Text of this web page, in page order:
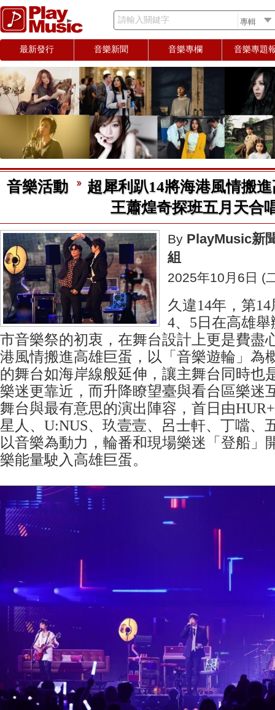
請輸入關鍵字
最新發行 音樂新聞 音樂專欄 音樂專題
音樂活動
超犀利趴14將海港風情搬
王蕭煌奇探班五月天合
By PlayMusic新
組
2025年10月6日 (
久違14年，第
4、5日在高雄
市音樂祭的初衷，在舞台設計上更是費盡
港風情搬進高雄巨蛋，以「音樂遊輪」為
的舞台如海岸線般延伸，讓主舞台同時也
樂迷更靠近，而升降瞭望臺與看台區樂迷
舞台與最有意思的演出陣容，首日由
星人、U:NUS、玖壹壹、呂士軒、丁噹、
以音樂為動力，輪番和現場樂迷「登船」
樂能量駛入高雄巨蛋。